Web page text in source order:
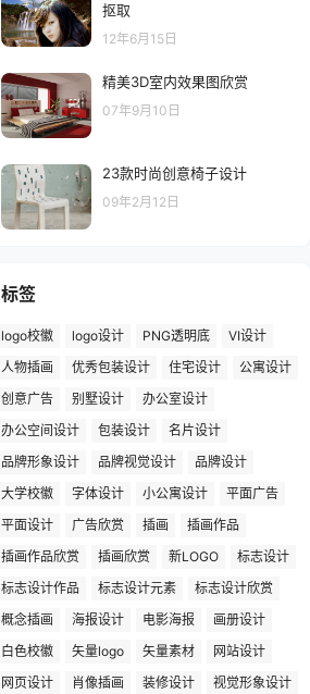
抠取
12年6月15日
精美3D室内效果图欣赏
07年9月10日
23款时尚创意椅子设计
09年2月12日
标签
logo校徽 logo设计 PNG透明底
VI设计
人物插画
优秀包装设计 住宅设计
公寓设计
创意广告
别墅设计
办公室设计
办公空间设计
包装设计
名片设计
品牌形象设计
品牌视觉设计
品牌设计
大学校徽
字体设计 小公寓设计
平面广告
平面设计
广告欣赏 插画
插画作品
插画作品欣赏
插画欣赏 新LOGO
标志设计
标志设计作品
标志设计元素
标志设计欣赏
概念插画
海报设计 电影海报
画册设计
白色校徽
矢量logo 矢量素材
网站设计
网页设计
肖像插画 装修设计
视觉形象设计